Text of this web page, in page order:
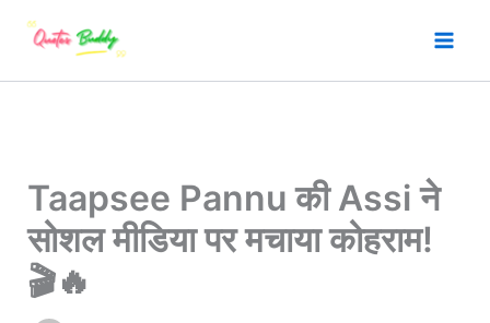
Taapsee Pannu की Assi ने
सोशल मीडिया पर मचाया कोहराम!
🎬🔥